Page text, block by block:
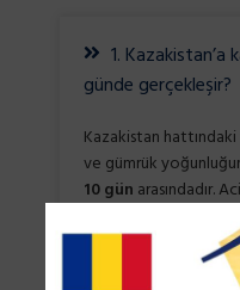
1. Kazakistan’a
günde gerçekleşir?
Kazakistan hattındaki
ve gümrük
10 gün arasındadır.